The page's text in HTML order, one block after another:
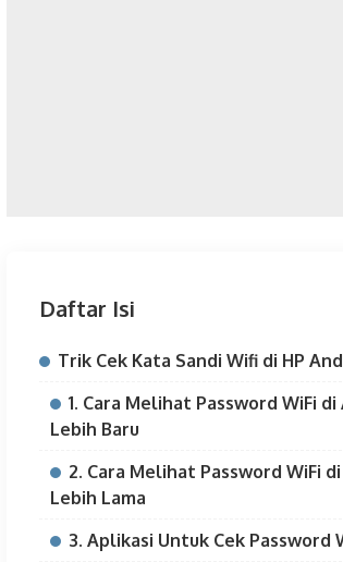
Daftar Isi
Trik Cek Kata Sandi Wifi di HP
1. Cara Melihat Password WiFi
Lebih Baru
2. Cara Melihat Password WiFi
Lebih Lama
3. Aplikasi Untuk Cek Password